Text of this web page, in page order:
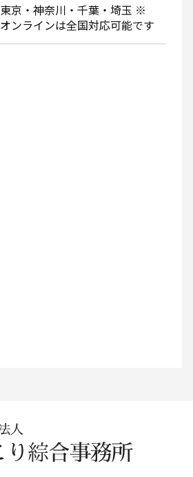
東京・神奈川・千葉・埼玉 ※
オンラインは全国対応可能です